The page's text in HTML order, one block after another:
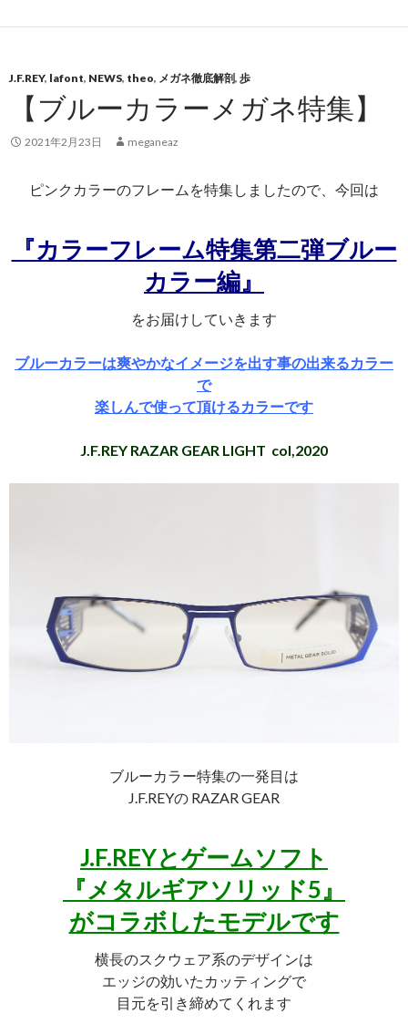
J.F.REY, lafont, NEWS, theo, メガネ徹底解剖, 歩
【ブルーカラーメガネ特集】
2021年2月23日 meganeaz
ピンクカラーのフレームを特集しましたので、今回は
『カラーフレーム特集第二弾ブルー
カラー編』
をお届けしていきます
ブルーカラーは爽やかなイメージを出す事の出来るカラー
で
楽しんで使って頂けるカラーです
J.F.REY RAZAR GEAR LIGHT col,2020
ブルーカラー特集の一発目は
J.F.REYの RAZAR GEAR
J.F.REYとゲームソフト
『メタルギアソリッド5』
がコラボしたモデルです
横長のスクウェア系のデザインは
エッジの効いたカッティングで
目元を引き締めてくれます